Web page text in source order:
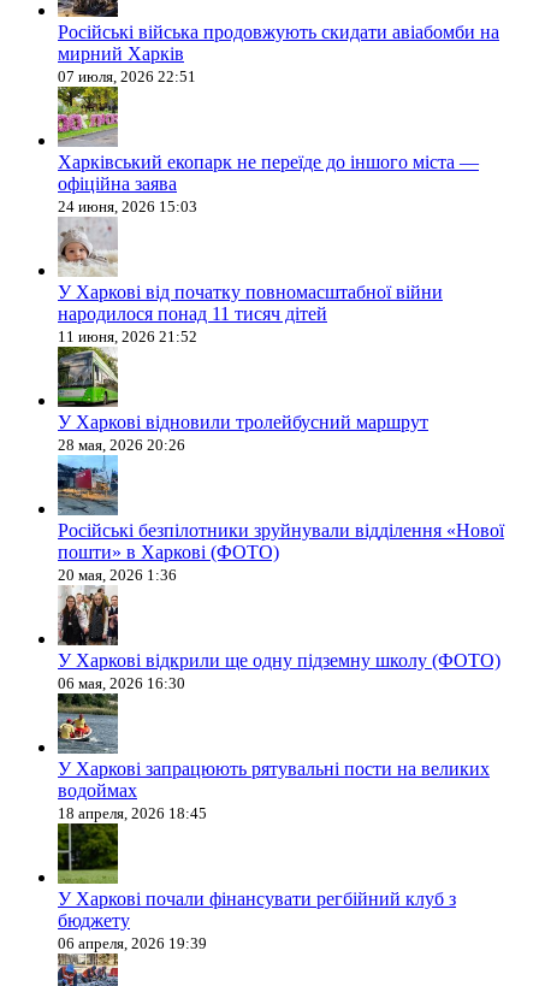
Російські війська продовжують скидати авіабомби на
мирний Харків
07 июля, 2026 22:51
Харківський екопарк не переїде до іншого міста —
офіційна заява
24 июня, 2026 15:03
У Харкові від початку повномасштабної війни
народилося понад 11 тисяч дітей
11 июня, 2026 21:52
У Харкові відновили тролейбусний маршрут
28 мая, 2026 20:26
Російські безпілотники зруйнували відділення «Нової
пошти» в Харкові (ФОТО)
20 мая, 2026 1:36
У Харкові відкрили ще одну підземну школу (ФОТО)
06 мая, 2026 16:30
У Харкові запрацюють рятувальні пости на великих
водоймах
18 апреля, 2026 18:45
У Харкові почали фінансувати регбійний клуб з
бюджету
06 апреля, 2026 19:39